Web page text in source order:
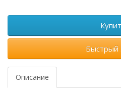
Быстрый
Описание